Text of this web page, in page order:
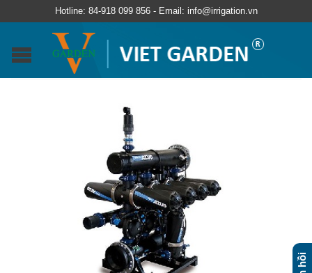
Hotline: 84-918 099 856 - Email: info@irrigation.vn